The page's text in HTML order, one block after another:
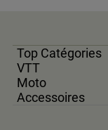
Top Catégories
VTT
Moto
Accessoires